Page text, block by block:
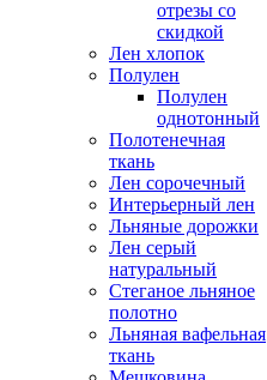
отрезы со
скидкой
Лен хлопок
Полулен
Полулен
однотонный
Полотенечная
ткань
Лен сорочечный
Интерьерный лен
Льняные дорожки
Лен серый
натуральный
Стеганое льняное
полотно
Льняная вафельная
ткань